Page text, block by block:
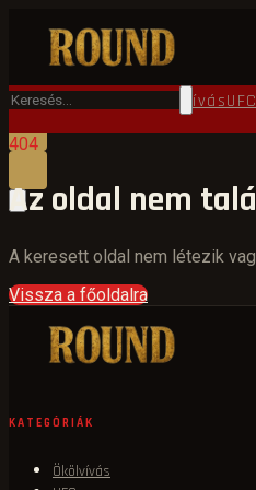
FőoldalRound TV ÖkölvívásUFC
404
Az oldal nem
A keresett oldal nem létezik
Vissza a főoldalra
KATEGÓRIÁK
Ökölvívás